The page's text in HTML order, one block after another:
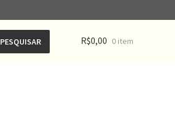
PESQUISAR R$0,00 0 item